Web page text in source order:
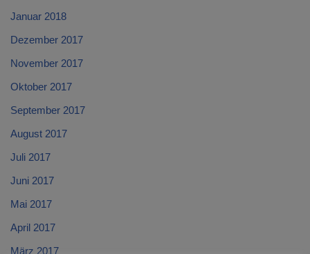
Januar 2018
Dezember 2017
November 2017
Oktober 2017
September 2017
August 2017
Juli 2017
Juni 2017
Mai 2017
April 2017
März 2017